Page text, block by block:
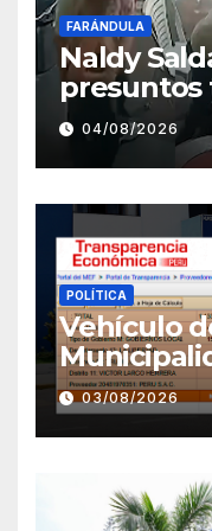
FARÁNDULA
Naldy
presuntos
indebidos
de La
04/08/2026
POLÍTICA
Vehículo
Larco
de
Clement
03/08/2026